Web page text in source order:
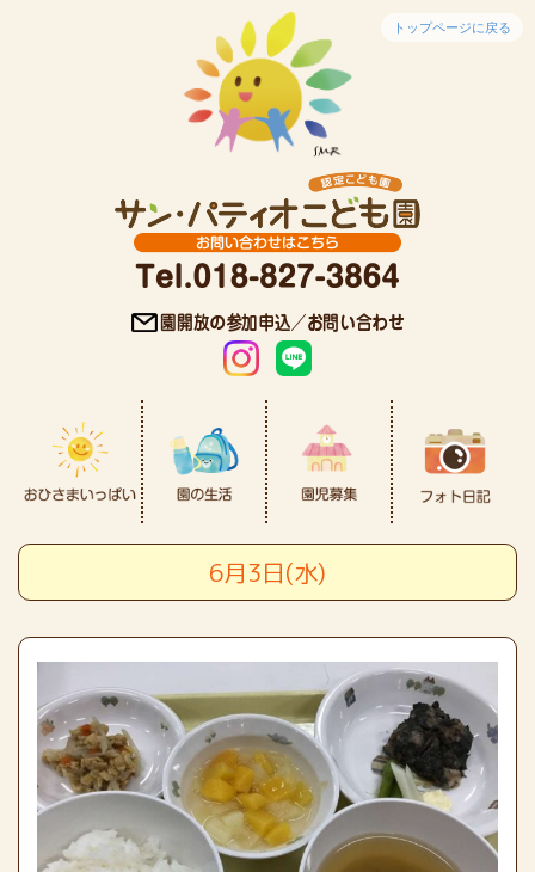
トップページに戻る
6月3日(水)